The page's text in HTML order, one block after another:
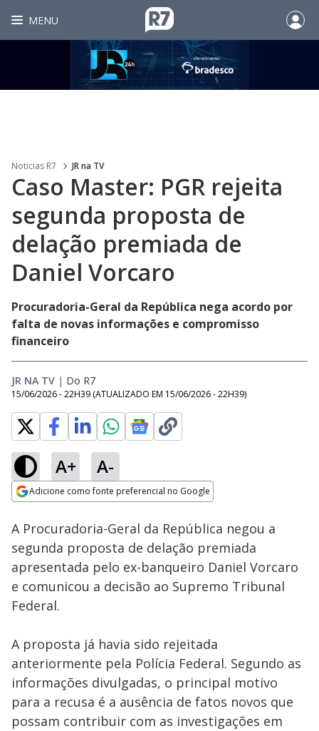
MENU
Noticias R7 JR na TV
Caso Master: PGR rejeita
segunda proposta de
delação premiada de
Daniel Vorcaro
Procuradoria-Geral da República nega acordo por
falta de novas informações e compromisso
financeiro
JR NA TV | Do R7
15/06/2026 - 22H39 (ATUALIZADO EM 15/06/2026 - 22H39)
A+ A-
Adicione como fonte preferencial no Google
Ativar
100.00%
A Procuradoria-Geral da República negou a
segunda proposta de delação premiada
apresentada pelo ex-banqueiro Daniel Vorcaro
e comunicou a decisão ao Supremo Tribunal
Federal.
A proposta já havia sido rejeitada
anteriormente pela Polícia Federal. Segundo as
informações divulgadas, o principal motivo
para a recusa é a ausência de fatos novos que
possam contribuir com as investigações em